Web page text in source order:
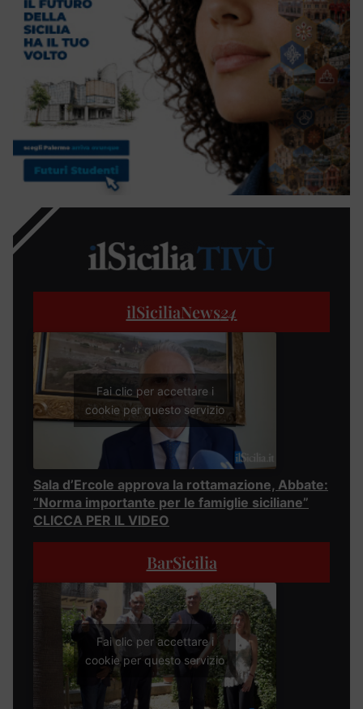
ilSiciliaNews24
Fai clic per accettare i
cookie per questo servizio
Sala d’Ercole approva la rottamazione, Abbate:
“Norma importante per le famiglie siciliane”
CLICCA PER IL VIDEO
BarSicilia
Fai clic per accettare i
cookie per questo servizio